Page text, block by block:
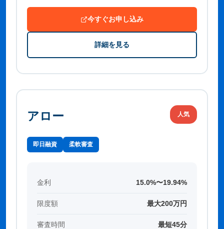
今すぐお申し込み
詳細を見る
アロー 人気
即日融資 柔軟審査
金利 15.0%〜19.94%
限度額 最大200万円
審査時間 最短45分